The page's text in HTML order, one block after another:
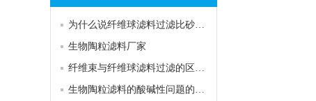
为什么说纤维球滤料过滤比砂…
生物陶粒滤料厂家
纤维束与纤维球滤料过滤的区…
生物陶粒滤料的酸碱性问题的…